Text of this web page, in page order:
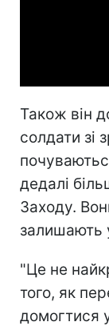
Також він
солдати зі
дедалі
Заходу.
залишають
"Це не
того, як
домогтися